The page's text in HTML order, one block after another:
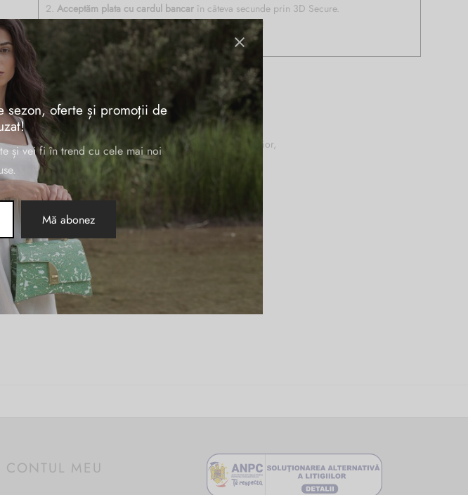
sezon, oferte și promoții de
și vei fi în trend cu cele mai noi
2. Acceptăm plata cu cardul bancar în câteva secunde prin 3D Secure.
14 zile perioadă de retur
dacă vă răzgândiți!
4. Livrare
rapidă în 24h-48h!
cu fermoar, buzunare interioare multifunctionale si unul exterior,
CONTUL MEU